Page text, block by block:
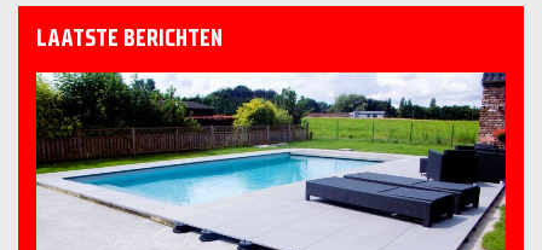
LAATSTE BERICHTEN